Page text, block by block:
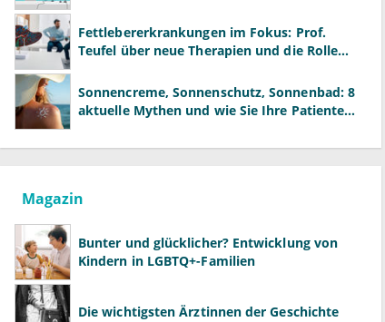
Fettlebererkrankungen im Fokus: Prof.
Teufel über neue Therapien und die Rolle
Sonnencreme, Sonnenschutz, Sonnenbad: 8
aktuelle Mythen und wie Sie Ihre Patienten
Magazin
Bunter und glücklicher? Entwicklung von
Kindern in LGBTQ+-Familien
Die wichtigsten Ärztinnen der Geschichte